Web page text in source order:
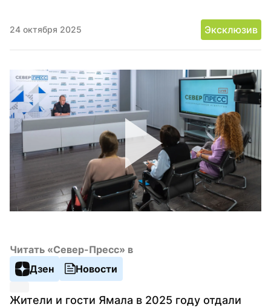
24 октября 2025 Эксклюзив
Читать «Север-Пресс» в
Дзен
Новости
Жители и гости Ямала в 2025 году отдали